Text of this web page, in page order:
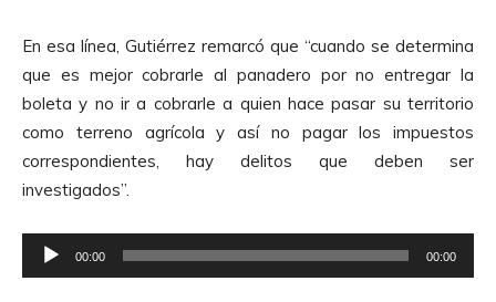
En esa línea, Gutiérrez remarcó que “cuando se determina
que es mejor cobrarle al panadero por no entregar la
boleta y no ir a cobrarle a quien hace pasar su territorio
como terreno agrícola y así no pagar los impuestos
correspondientes, hay delitos que deben ser
investigados”.
e
00:00 00:00